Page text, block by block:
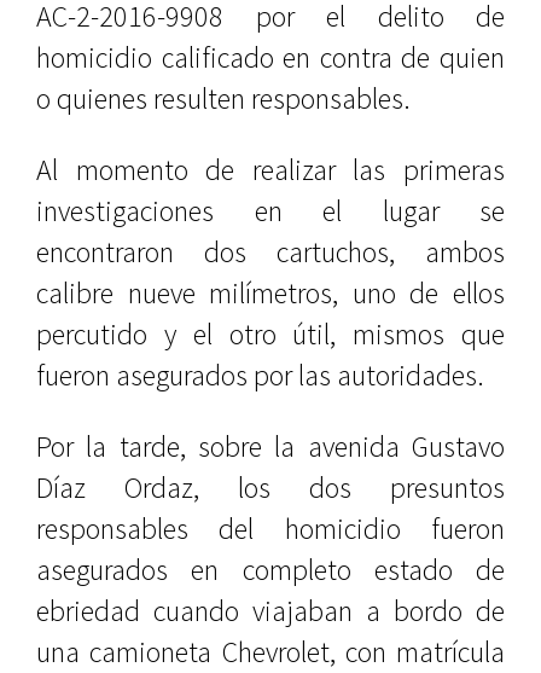
AC-2-2016-9908 por el delito de
homicidio calificado en contra de quien
o quienes resulten responsables.
Al momento de realizar las primeras
investigaciones en el lugar se
encontraron dos cartuchos, ambos
calibre nueve milímetros, uno de ellos
percutido y el otro útil, mismos que
fueron asegurados por las autoridades.
Por la tarde, sobre la avenida Gustavo
Díaz Ordaz, los dos presuntos
responsables del homicidio fueron
asegurados en completo estado de
ebriedad cuando viajaban a bordo de
una camioneta Chevrolet, con matrícula